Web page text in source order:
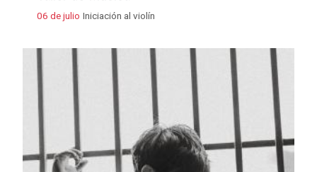
06 de julio Iniciación al violín